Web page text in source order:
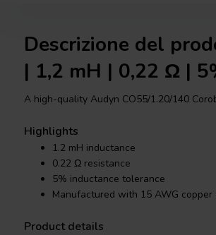
Descrizione del
| 1,2 mH | 0,22 Ω |
A high-quality Audyn CO55/1.20/140
Highlights
1.2 mH inductance
0.22 Ω resistance
5% inductance tolerance
Manufactured with 15 AWG copper
Product details